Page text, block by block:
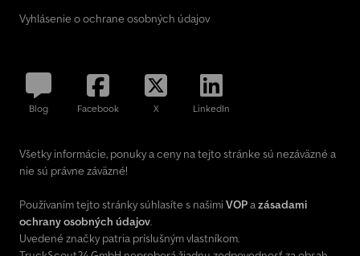
Vyhlásenie o ochrane osobných údajov
Blog Facebook X LinkedIn
Všetky informácie, ponuky a ceny na tejto stránke sú nezáväzné a
nie sú právne záväzné!
Používaním tejto stránky súhlasíte s našimi VOPazásadami
ochrany osobných údajov.
Uvedené značky patria príslušným vlastníkom.